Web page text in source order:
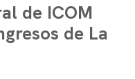
de ICOM
de La